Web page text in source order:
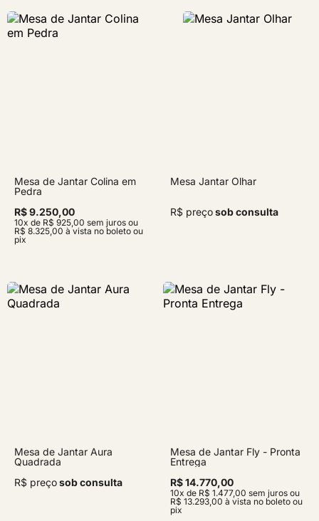
Mesa de Jantar Colina em
Pedra
R$ 9.250,00
10x de R$ 925,00 sem juros ou
R$ 8.325,00 à vista no boleto ou
pix
Mesa Jantar Olhar
R$ preçosob consulta
Mesa de Jantar Aura
Quadrada
R$ preçosob consulta
Mesa de Jantar Fly - Pronta
Entrega
R$ 14.770,00
10x de R$ 1.477,00 sem juros ou
R$ 13.293,00 à vista no boleto ou
pix